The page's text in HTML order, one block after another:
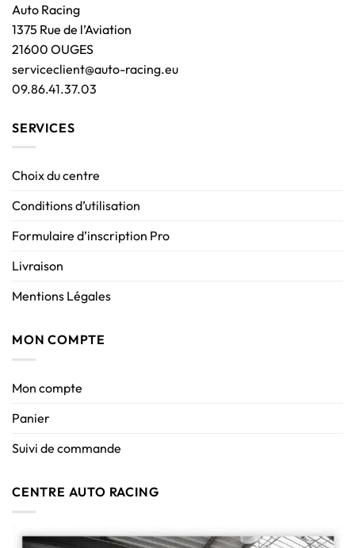
Auto Racing
1375 Rue de l’Aviation
21600 OUGES
serviceclient@auto-racing.eu
09.86.41.37.03
SERVICES
Choix du centre
Conditions d’utilisation
Formulaire d’inscription Pro
Livraison
Mentions Légales
MON COMPTE
Mon compte
Panier
Suivi de commande
CENTRE AUTO RACING